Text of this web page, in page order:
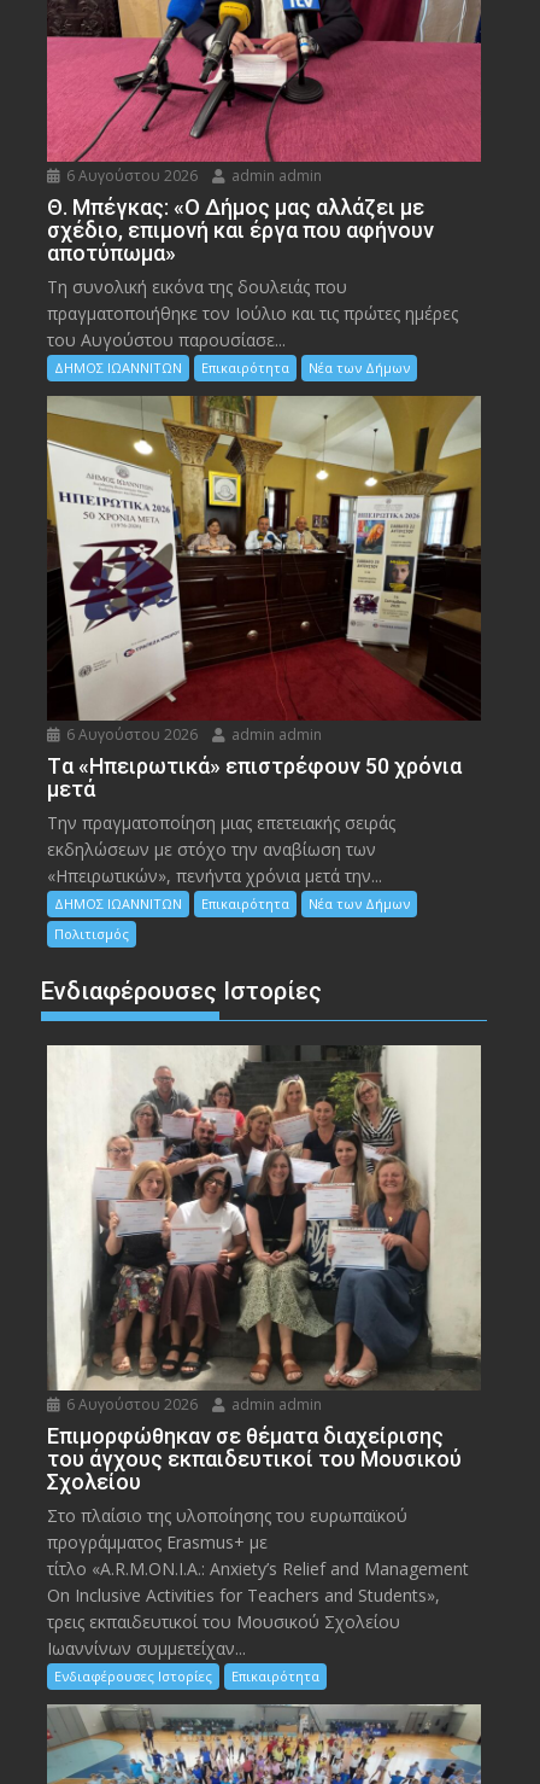
6 Αυγούστου 2026 admin admin
Θ. Μπέγκας: «Ο Δήμος μας αλλάζει με
σχέδιο, επιμονή και έργα που αφήνουν
αποτύπωμα»
Τη συνολική εικόνα της δουλειάς που
πραγματοποιήθηκε τον Ιούλιο και τις πρώτες ημέρες
του Αυγούστου παρουσίασε...
ΔΗΜΟΣ ΙΩΑΝΝΙΤΩΝ Επικαιρότητα Νέα των Δήμων
6 Αυγούστου 2026 admin admin
Tα «Ηπειρωτικά» επιστρέφουν 50 χρόνια
μετά
Την πραγματοποίηση μιας επετειακής σειράς
εκδηλώσεων με στόχο την αναβίωση των
«Ηπειρωτικών», πενήντα χρόνια μετά την...
ΔΗΜΟΣ ΙΩΑΝΝΙΤΩΝ Επικαιρότητα
Νέα των Δήμων
Πολιτισμός
Ενδιαφέρουσες Ιστορίες
6 Αυγούστου 2026 admin admin
Eπιμορφώθηκαν σε θέματα διαχείρισης
του άγχους εκπαιδευτικοί του Μουσικού
Σχολείου
Στο πλαίσιο της υλοποίησης του ευρωπαϊκού
προγράμματος Erasmus+ με
τίτλο «A.R.M.ON.I.A.: Anxiety’s Relief and Management
On Inclusive Activities for Teachers and Students»,
τρεις εκπαιδευτικοί του Μουσικού Σχολείου
Ιωαννίνων συμμετείχαν...
Ενδιαφέρουσες Ιστορίες Επικαιρότητα